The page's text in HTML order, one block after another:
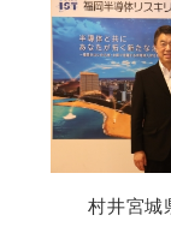
村井宮城県